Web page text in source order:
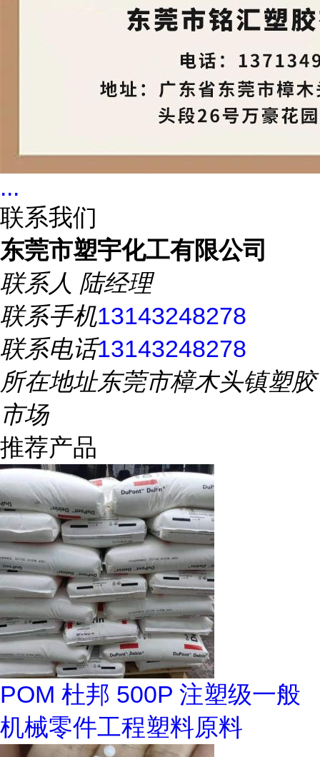
...
联系我们
东莞市塑宇化工有限公司
联系人 陆经理
联系手机13143248278
联系电话13143248278
所在地址东莞市樟木头镇塑胶
市场
推荐产品
POM 杜邦 500P 注塑级一般
机械零件工程塑料原料